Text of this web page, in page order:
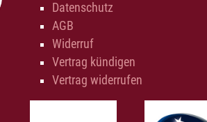
Datenschutz
AGB
Widerruf
Vertrag kündigen
Vertrag widerrufen